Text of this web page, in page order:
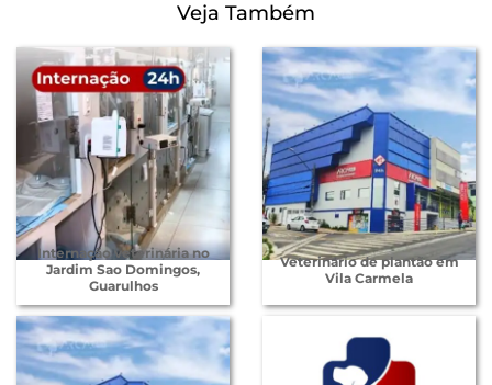
Veja Também
Internação veterinária no
Jardim Sao Domingos,
Guarulhos
Veterinário de plantão em
Vila Carmela